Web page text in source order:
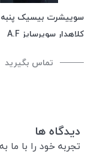
سوییشرت بیسیک
کلاهدار سوپرسایز A.F
تماس بگیرید
دیدگاه ها
تجربه خود را با ما